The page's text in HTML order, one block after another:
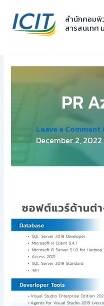
content
สำนักคอมพิ
สารสนเทศ
PR
Leave a Comment
December 2, 2022